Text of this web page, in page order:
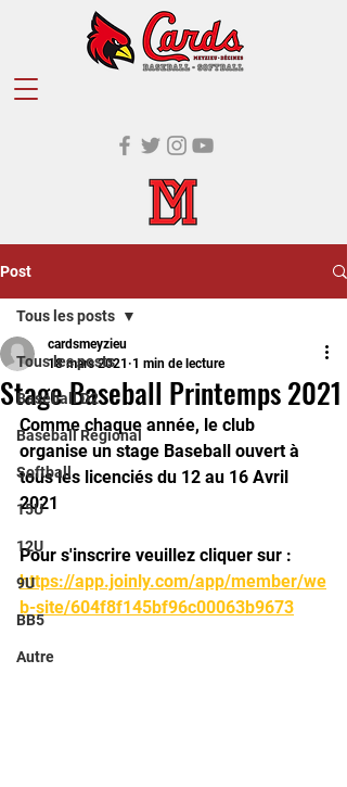
Post
Tous les posts
Baseball D2
Baseball Régional
Softball
15U
12U
9U
BB5
Autre
Tous les posts
Stage Baseball Printemps 2021
cardsmeyzieu
18 mars 2021 1 min de lecture
Comme chaque année, le club
organise un stage Baseball ouvert à
tous les licenciés du 12 au 16 Avril
2021
Pour s'inscrire veuillez cliquer sur :
https://app.joinly.com/app/member/we
b-site/604f8f145bf96c00063b9673